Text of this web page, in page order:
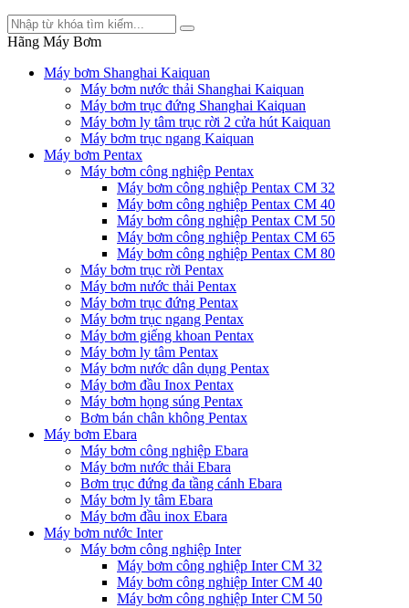
Hãng Máy Bơm
Máy bơm Shanghai Kaiquan
Máy bơm nước thải Shanghai Kaiquan
Máy bơm trục đứng Shanghai Kaiquan
Máy bơm ly tâm trục rời 2 cửa hút Kaiquan
Máy bơm trục ngang Kaiquan
Máy bơm Pentax
Máy bơm công nghiệp Pentax
Máy bơm công nghiệp Pentax CM 32
Máy bơm công nghiệp Pentax CM 40
Máy bơm công nghiệp Pentax CM 50
Máy bơm công nghiệp Pentax CM 65
Máy bơm công nghiệp Pentax CM 80
Máy bơm trục rời Pentax
Máy bơm nước thải Pentax
Máy bơm trục đứng Pentax
Máy bơm trục ngang Pentax
Máy bơm giếng khoan Pentax
Máy bơm ly tâm Pentax
Máy bơm nước dân dụng Pentax
Máy bơm đầu Inox Pentax
Máy bơm họng súng Pentax
Bơm bán chân không Pentax
Máy bơm Ebara
Máy bơm công nghiệp Ebara
Máy bơm nước thải Ebara
Bơm trục đứng đa tầng cánh Ebara
Máy bơm ly tâm Ebara
Máy bơm đầu inox Ebara
Máy bơm nước Inter
Máy bơm công nghiệp Inter
Máy bơm công nghiệp Inter CM 32
Máy bơm công nghiệp Inter CM 40
Máy bơm công nghiệp Inter CM 50